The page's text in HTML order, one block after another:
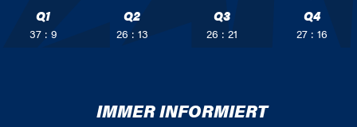
Q1
37 : 9
Q2
26 : 13
Q3
26 : 21
Q4
27 : 16
IMMER INFORMIERT